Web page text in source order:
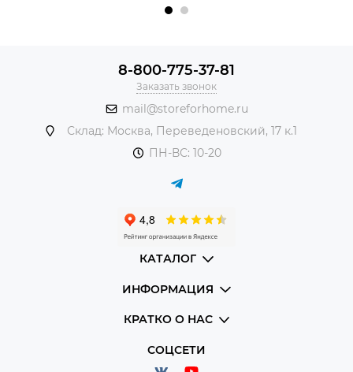
8-800-775-37-81
Заказать звонок
mail@storeforhome.ru
Склад: Москва, Переведеновский, 17 к.1
ПН-ВС: 10-20
КАТАЛОГ
ИНФОРМАЦИЯ
КРАТКО О НАС
СОЦСЕТИ